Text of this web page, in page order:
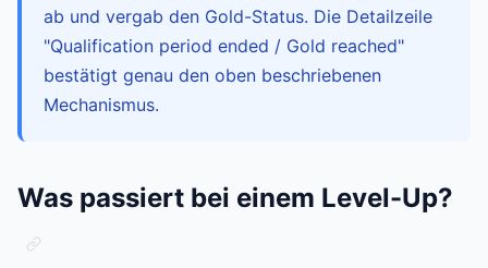
ab und vergab den Gold-Status. Die Detailzeile
"Qualification period ended / Gold reached"
bestätigt genau den oben beschriebenen
Mechanismus.
Was passiert bei einem Level-Up?